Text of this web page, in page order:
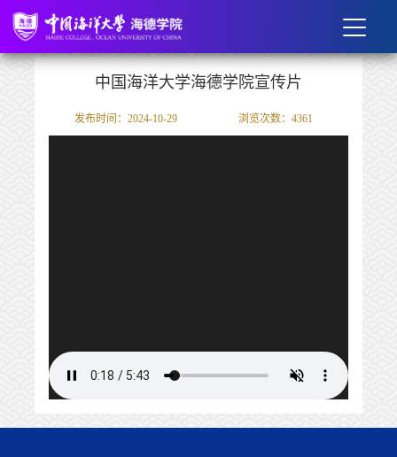
中国海洋大学海德学院宣传片
发布时间：2024-10-29 浏览次数： 4361